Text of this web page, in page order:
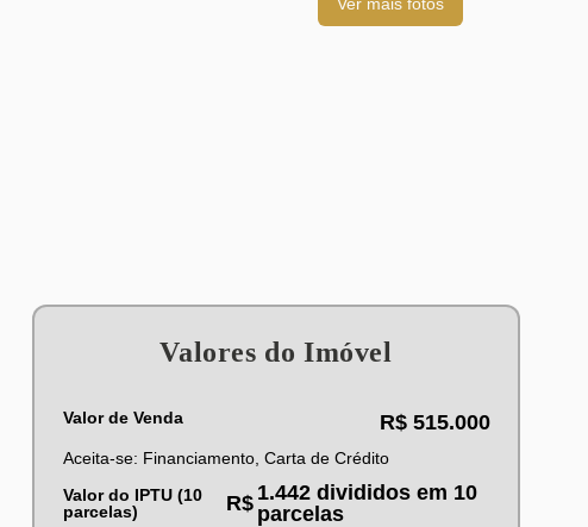
Valores do Imóvel
R$515.000
Valor de Venda
Aceita-se: Financiamento, Carta de Crédito
Valor do IPTU (10
parcelas)
R$ 1.442 divididos em 10
parcelas